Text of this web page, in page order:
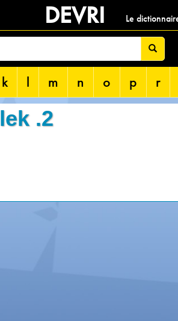
DEVRI Le
k l m n o p r
lek .2